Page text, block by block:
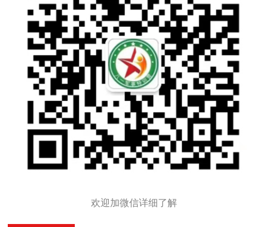
欢迎加微信详细了解